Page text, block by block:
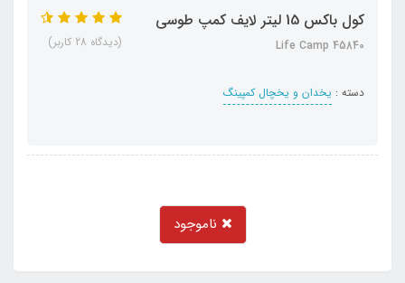
کول باکس 15 لیتر لایف کمپ طوسی
Life Camp 45840
دسته : یخدان و یخچال کمپینگ
(دیدگاه 28 کاربر)
ناموجود